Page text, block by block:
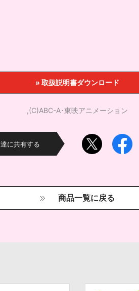
» 取扱説明書ダウンロード
,(C)ABC-A･東映アニメーション
に共有する
商品一覧に戻る